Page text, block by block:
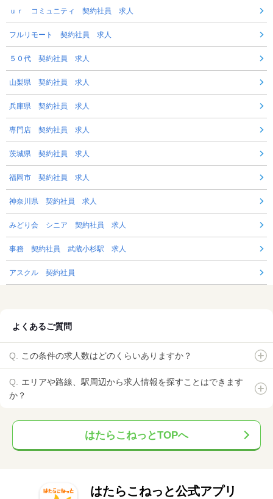
ｕｒ コミュニティ 契約社員 求人
フルリモート 契約社員 求人
５０代 契約社員 求人
山梨県 契約社員 求人
兵庫県 契約社員 求人
専門店 契約社員 求人
茨城県 契約社員 求人
福岡市 契約社員 求人
神奈川県 契約社員 求人
みどり会 シニア 契約社員 求人
事務 契約社員 武蔵小杉駅 求人
アスクル 契約社員
よくあるご質問
この条件の求人数はどのくらいありますか？
エリアや路線、駅周辺から求人情報を探すことはできます
か？
はたらこねっとTOPへ
はたらこねっと公式アプリ